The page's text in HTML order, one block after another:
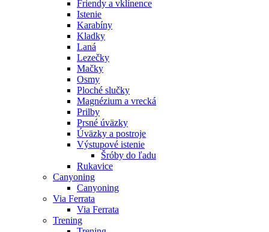
Friendy a vklínence
Istenie
Karabíny
Kladky
Laná
Lezečky
Mačky
Osmy
Ploché slučky
Magnézium a vrecká
Prilby
Prsné úväzky
Úväzky a postroje
Výstupové istenie
Šróby do ľadu
Rukavice
Canyoning
Canyoning
Via Ferrata
Via Ferrata
Trening